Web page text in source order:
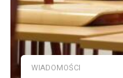
WIADOMOŚCI